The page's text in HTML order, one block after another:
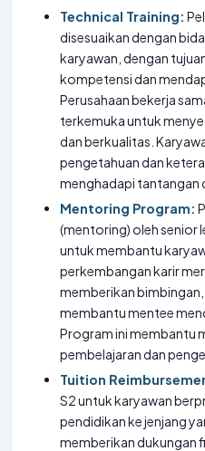
Technical Training:
disesuaikan dengan
karyawan, dengan
kompetensi dan
Perusahaan bekerja
terkemuka untuk
dan berkualitas.
pengetahuan dan
menghadapi tantangan
Mentoring Program:
(mentoring) oleh senior
untuk membantu
perkembangan karir
memberikan
membantu mentee
Program ini membantu
pembelajaran dan
Tuition
S2 untuk karyawan
pendidikan ke jenjang
memberikan dukungan